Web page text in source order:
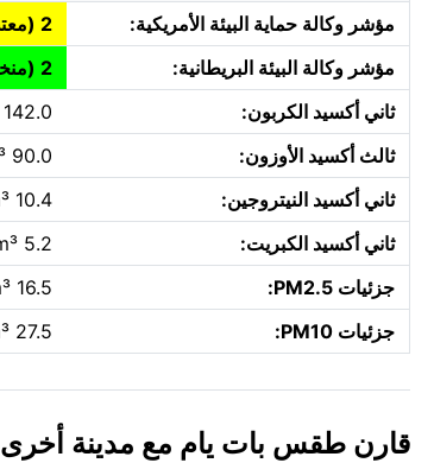
مؤشر وكالة حماية البيئة الأمريكية:
2 (معتدل)
مؤشر وكالة البيئة البريطانية:
2 (منخفض)
ثاني أكسيد الكربون:
142.0 µg/m³
ثالث أكسيد الأوزون:
90.0 µg/m³
ثاني أكسيد النيتروجين:
10.4 µg/m³
ثاني أكسيد الكبريت:
5.2 µg/m³
جزئيات PM2.5:
16.5 µg/m³
جزئيات PM10:
27.5 µg/m³
قارن طقس بات يام مع مدينة أخرى